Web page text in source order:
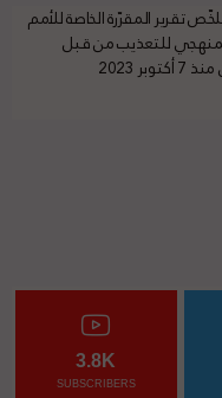
تقرير المقرّرة الخاصة للأمم
للتعذيب من قبل
2023
3.8K
SUBSCRIBERS